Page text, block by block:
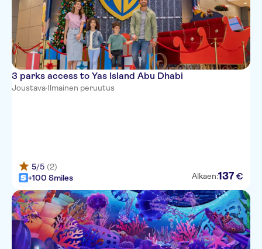
3 parks access to Yas Island Abu Dhabi
Joustava·Ilmainen peruutus
5/5 (2)
+100 Smiles
Alkaen:137 €